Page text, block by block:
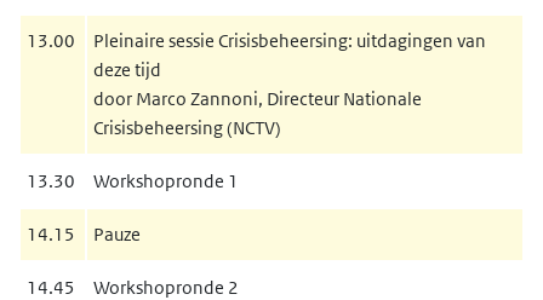
13.00
Pleinaire sessie Crisisbeheersing: uitdagingen van
deze tijd
door Marco Zannoni, Directeur Nationale
Crisisbeheersing (NCTV)
13.30 Workshopronde 1
14.15 Pauze
14.45 Workshopronde 2